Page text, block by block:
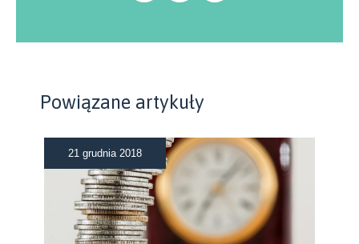
Powiązane artykuły
21 grudnia 2018